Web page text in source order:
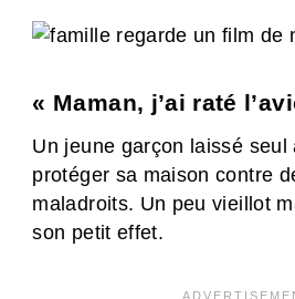
« Maman, j’ai raté
Un jeune garçon laissé seul
protéger sa maison contre
maladroits. Un peu vieillot
son petit effet.